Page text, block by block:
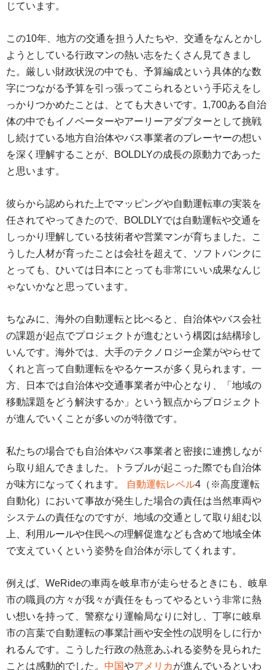
じています。
この10年、地方の交通を担う人たちや、交通をなんとかし
ようとしている行政マンの熱い志をたくさん見てきまし
た。厳しい財政状況の中でも、予算編成という具体的な数
字につながる予算を引っ張ってこられるという手応えをし
っかりつかめたことは、とても大きいです。1,700ある自治
体の中でもイノベーターやアーリーアダプターとして挑戦
し続けている地方自治体やバス事業者のプレーヤーの想い
を深く理解することが、BOLDLYの成長の原動力であった
と思います。
彼らから認められた上でマッピングや自動運転車の実装を
任されてやってきたので、BOLDLYでは自動運転や交通を
しっかり理解している技術者や営業マンが育ちました。こ
うした人材が育ったことは会社を超えて、ソフトバンクに
とっても、ひいては日本にとっても非常にいい成果なんじ
ゃないかなと思っています。
ちなみに、海外の自動運転と比べると、自治体やバス会社
の課題が起点でプロジェクトが進むという構図は結構珍し
いんです。海外では、大手のテクノロジー企業がやらせて
くれと言って自動運転をやるケースが多く見られます。一
方、日本では自治体や交通事業者が中心となり、「地域の
移動課題をどう解決するか」という観点からプロジェクト
が進んでいくことが多いのが特徴です。
私たちの場合でも自治体やバス事業者と密接に連携しなが
ら取り組んできました。トラブルが起こった際でも自治体
が味方になってくれます。
自動運転レベル4（※高度運転
自動化）において事故が発生した場合の責任は当然車両や
システムの責任なのですが、地域の交通として取り組む以
上、利用ルールや住民への理解促進なども含めて地域全体
で支えていくという姿勢を自治体が示してくれます。
例えば、WeRideの車両を岐阜市が走らせるときにも、岐阜
市の職員の方々が我々が責任をもってやるという非常に熱
い想いを持って、警察なり運輸局なりに対し、丁寧に岐阜
市の言葉で自動運転の事業計画や安全性の説明をしに行か
れるんです。こうした行政の熱意あふれる姿勢を見られた
ことは感動的でした。 中国やアメリカが進んでいるといわ